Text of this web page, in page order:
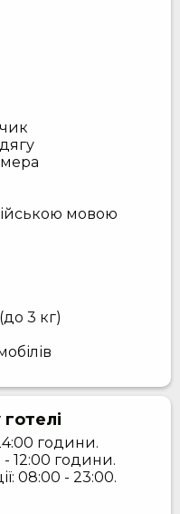
мовою
3 кг)
години.
- 12:00 години.
08:00 - 23:00.